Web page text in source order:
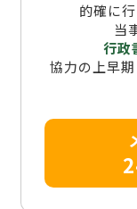
的確に
当
行政
協力の上早